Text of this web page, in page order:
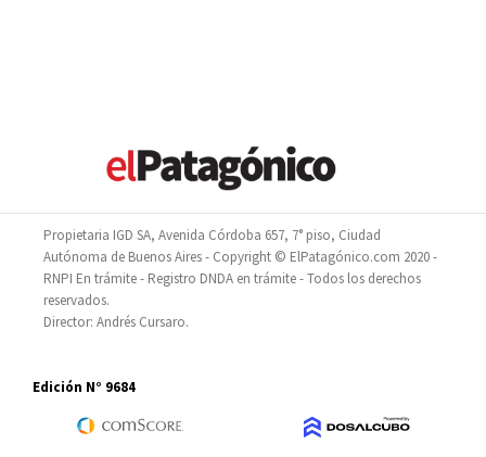
Propietaria IGD SA, Avenida Córdoba 657, 7° piso, Ciudad
Autónoma de Buenos Aires - Copyright © ElPatagónico.com 2020 -
RNPI En trámite - Registro DNDA en trámite - Todos los derechos
reservados.
Director: Andrés Cursaro.
Edición N° 9684